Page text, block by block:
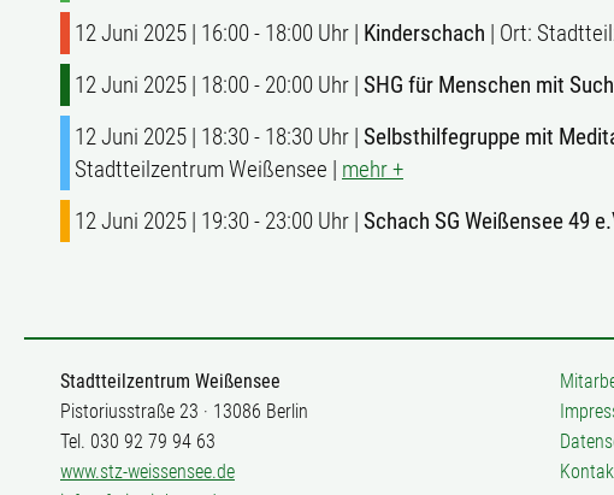
12 Juni 2025 | 16:00 - 18:00 Uhr | Kinderschach | Ort:
12 Juni 2025 | 18:00 - 20:00 Uhr | SHG für Menschen mit
12 Juni 2025 | 18:30 - 18:30 Uhr | Selbsthilfegruppe mit
Stadtteilzentrum Weißensee | mehr +
12 Juni 2025 | 19:30 - 23:00 Uhr | Schach SG Weißensee 49
Stadtteilzentrum Weißensee
Pistoriusstraße 23 · 13086 Berlin
Tel. 030 92 79 94 63
www.stz-weissensee.de